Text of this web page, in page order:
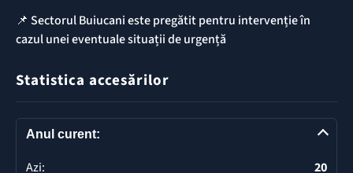
📌 Sectorul Buiucani este pregătit pentru intervenție în
cazul unei eventuale situații de urgență
Statistica accesărilor
Anul curent:
Azi: 20